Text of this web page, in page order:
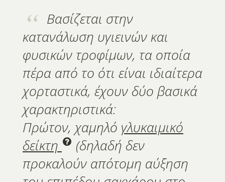
Βασίζεται στην
κατανάλωση υγιεινών και
φυσικών τροφίμων, τα οποία
πέρα από το ότι είναι ιδιαίτερα
χορταστικά, έχουν δύο βασικά
χαρακτηριστικά:
Πρώτον, χαμηλό γλυκαιμικό
δείκτη
(δηλαδή δεν
προκαλούν απότομη αύξηση